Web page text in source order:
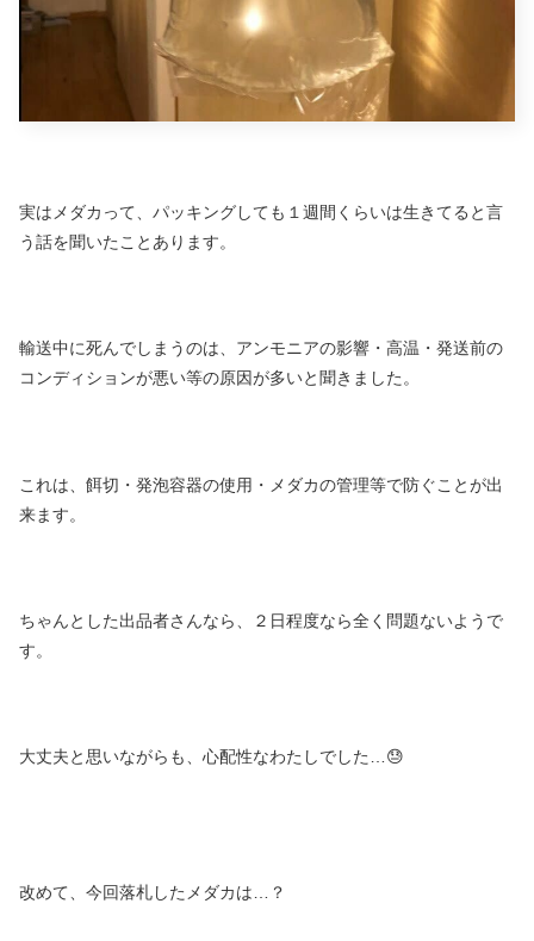
実はメダカって、パッキングしても１週間くらいは生きてると言
う話を聞いたことあります。
輸送中に死んでしまうのは、アンモニアの影響・高温・発送前の
コンディションが悪い等の原因が多いと聞きました。
これは、餌切・発泡容器の使用・メダカの管理等で防ぐことが出
来ます。
ちゃんとした出品者さんなら、２日程度なら全く問題ないようで
す。
大丈夫と思いながらも、心配性なわたしでした…😓
改めて、今回落札したメダカは…？